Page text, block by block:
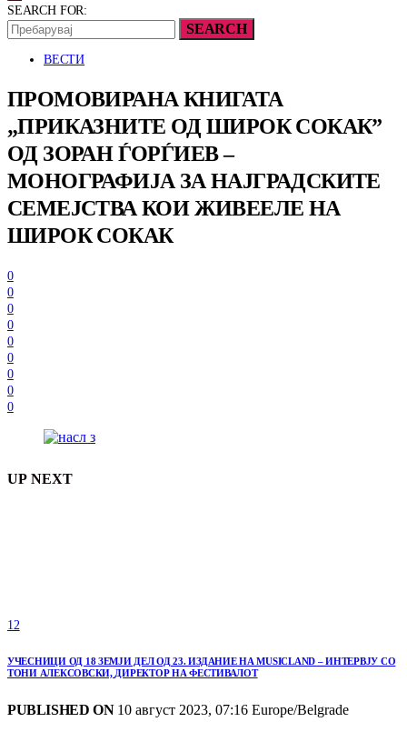
SEARCH FOR:
SEARCH
ВЕСТИ
ПРОМОВИРАНА КНИГАТА
„ПРИКАЗНИТЕ ОД ШИРОК СОКАК”
ОД ЗОРАН ЃОРЃИЕВ –
МОНОГРАФИЈА ЗА НАЈГРАДСКИТЕ
СЕМЕЈСТВА КОИ ЖИВЕЕЛЕ НА
ШИРОК СОКАК
0
0
0
0
0
0
0
0
0
UP NEXT
12
УЧЕСНИЦИ ОД 18 ЗЕМЈИ ДЕЛ ОД 23. ИЗДАНИЕ НА MUSICLAND – ИНТЕРВЈУ СО
ТОНИ АЛЕКСОВСКИ, ДИРЕКТОР НА ФЕСТИВАЛОТ
PUBLISHED ON10 август 2023, 07:16 Europe/Belgrade